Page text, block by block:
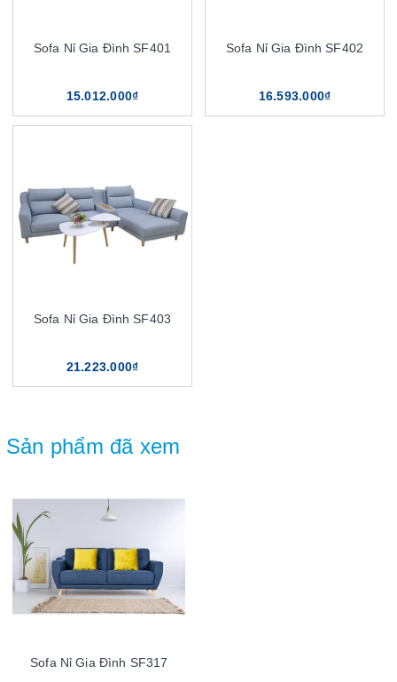
Sofa Nỉ Gia Đình SF401
15.012.000₫
Sofa Nỉ Gia Đình SF402
16.593.000₫
Sofa Nỉ Gia Đình SF403
21.223.000₫
Sản phẩm đã xem
Sofa Nỉ Gia Đình SF317